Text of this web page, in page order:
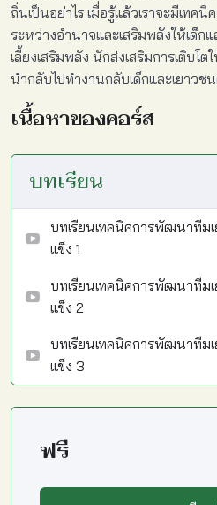
ถิ่นเป็นอย่าไร เมื่อรู้แล้วเราจะมีเทคนิ
ระหว่างอำนาจและเสริมพลังให้เด็ก
เลี้ยงเสริมพลัง นักส่งเสริมการเติบโต
นำกลับไปทำงานกลับเด็กและเยาวช
เนื้อหาของคอร์ส
บทเรียน
บทเรียนเทคนิคการพัฒนาทีม
แข็ง 1
บทเรียนเทคนิคการพัฒนาทีม
แข็ง 2
บทเรียนเทคนิคการพัฒนาทีม
แข็ง 3
ฟรี